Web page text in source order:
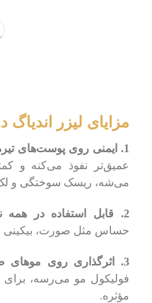
مزایای لیزر اندیاگ
1. ایمنی روی پوست‌های تیره و گندمی:
عمیق‌تر نفوذ می‌کنه و
می‌شه، ریسک سوختگی و
2. قابل استفاده در همه نواحی بدن:
حساس مثل صورت، بیکینی
3. اثرگذاری روی موهای ضخیم و عمیق:
فولیکول مو می‌رسه،
مؤثره.